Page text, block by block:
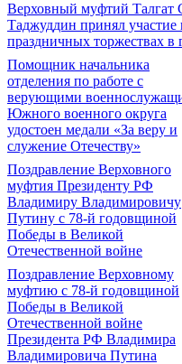
Верховный муфтий Талгат
Таджуддин принял участие
праздничных торжествах в
Помощник начальника
отделения по работе с
верующими
Южного военного округа
удостоен медали «За веру и
служение Отечеству»
Поздравление Верховного
муфтия Президенту РФ
Владимиру Владимировичу
Путину с 78-й годовщиной
Победы в Великой
Отечественной войне
Поздравление Верховному
муфтию с 78-й годовщиной
Победы в Великой
Отечественной войне
Президента РФ Владимира
Владимировича Путина